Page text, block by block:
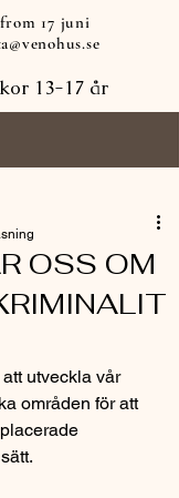
13-17 år
17 juni
OSS OM
utveckla vår
områden för att